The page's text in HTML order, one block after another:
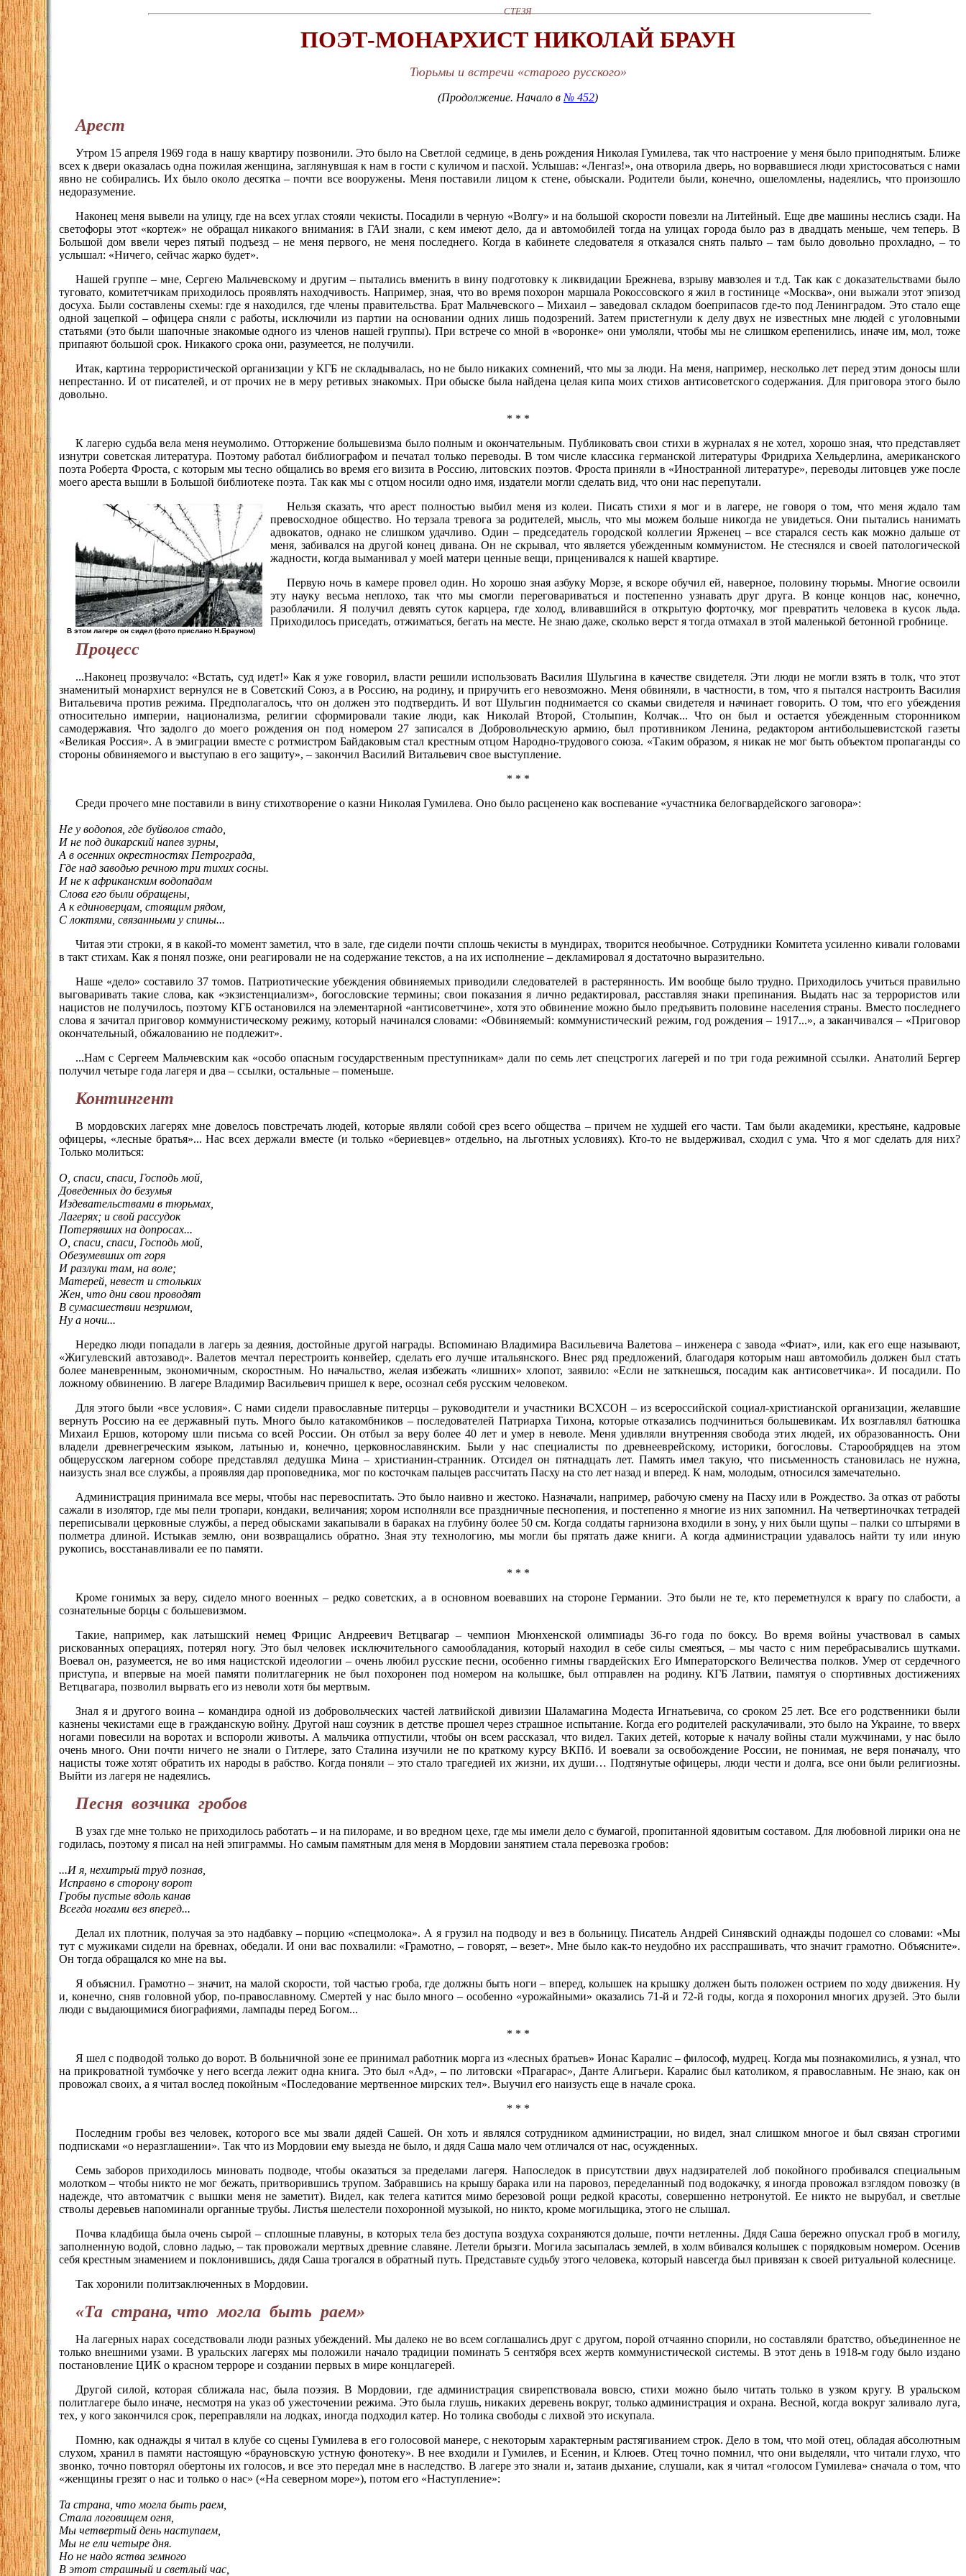
СТЕЗЯ
ПОЭТ-МОНАРХИСТ НИКОЛАЙ БРАУН
Тюрьмы и встречи «старого русского»
(Продолжение. Начало в № 452)
Арест
Утром 15 апреля 1969 года в нашу квартиру позвонили. Это было на Светлой седмице, в день рождения Николая Гумилева, так что настроение у меня было приподнятым. Ближе
всех к двери оказалась одна пожилая женщина, заглянувшая к нам в гости с куличом и пасхой. Услышав: «Ленгаз!», она отворила дверь, но ворвавшиеся люди христосоваться с нами
явно не собирались. Их было около десятка – почти все вооружены. Меня поставили лицом к стене, обыскали. Родители были, конечно, ошеломлены, надеялись, что произошло
недоразумение.
Наконец меня вывели на улицу, где на всех углах стояли чекисты. Посадили в черную «Волгу» и на большой скорости повезли на Литейный. Еще две машины неслись сзади. На
светофоры этот «кортеж» не обращал никакого внимания: в ГАИ знали, с кем имеют дело, да и автомобилей тогда на улицах города было раз в двадцать меньше, чем теперь. В
Большой дом ввели через пятый подъезд – не меня первого, не меня последнего. Когда в кабинете следователя я отказался снять пальто – там было довольно прохладно, – то
услышал: «Ничего, сейчас жарко будет».
Нашей группе – мне, Сергею Мальчевскому и другим – пытались вменить в вину подготовку к ликвидации Брежнева, взрыву мавзолея и т.д. Так как с доказательствами было
туговато, комитетчикам приходилось проявлять находчивость. Например, зная, что во время похорон маршала Рокоссовского я жил в гостинице «Москва», они выжали этот эпизод
досуха. Были составлены схемы: где я находился, где члены правительства. Брат Мальчевского – Михаил – заведовал складом боеприпасов где-то под Ленинградом. Это стало еще
одной зацепкой – офицера сняли с работы, исключили из партии на основании одних лишь подозрений. Затем пристегнули к делу двух не известных мне людей с уголовными
статьями (это были шапочные знакомые одного из членов нашей группы). При встрече со мной в «воронке» они умоляли, чтобы мы не слишком ерепенились, иначе им, мол, тоже
припаяют большой срок. Никакого срока они, разумеется, не получили.
Итак, картина террористической организации у КГБ не складывалась, но не было никаких сомнений, что мы за люди. На меня, например, несколько лет перед этим доносы шли
непрестанно. И от писателей, и от прочих не в меру ретивых знакомых. При обыске была найдена целая кипа моих стихов антисоветского содержания. Для приговора этого было
довольно.
* * *
К лагерю судьба вела меня неумолимо. Отторжение большевизма было полным и окончательным. Публиковать свои стихи в журналах я не хотел, хорошо зная, что представляет
изнутри советская литература. Поэтому работал библиографом и печатал только переводы. В том числе классика германской литературы Фридриха Хельдерлина, американского
поэта Роберта Фроста, с которым мы тесно общались во время его визита в Россию, литовских поэтов. Фроста приняли в «Иностранной литературе», переводы литовцев уже после
моего ареста вышли в Большой библиотеке поэта. Так как мы с отцом носили одно имя, издатели могли сделать вид, что они нас перепутали.
В этом лагере он сидел (фото прислано Н.Брауном)
Нельзя сказать, что арест полностью выбил меня из колеи. Писать стихи я мог и в лагере, не говоря о том, что меня ждало там
превосходное общество. Но терзала тревога за родителей, мысль, что мы можем больше никогда не увидеться. Они пытались нанимать
адвокатов, однако не слишком удачливо. Один – председатель городской коллегии Ярженец – все старался сесть как можно дальше от
меня, забивался на другой конец дивана. Он не скрывал, что является убежденным коммунистом. Не стеснялся и своей патологической
жадности, когда выманивал у моей матери ценные вещи, приценивался к нашей квартире.
Первую ночь в камере провел один. Но хорошо зная азбуку Морзе, я вскоре обучил ей, наверное, половину тюрьмы. Многие освоили
эту науку весьма неплохо, так что мы смогли переговариваться и постепенно узнавать друг друга. В конце концов нас, конечно,
разоблачили. Я получил девять суток карцера, где холод, вливавшийся в открытую форточку, мог превратить человека в кусок льда.
Приходилось приседать, отжиматься, бегать на месте. Не знаю даже, сколько верст я тогда отмахал в этой маленькой бетонной гробнице.
Процесс
...Наконец прозвучало: «Встать, суд идет!» Как я уже говорил, власти решили использовать Василия Шульгина в качестве свидетеля. Эти люди не могли взять в толк, что этот
знаменитый монархист вернулся не в Советский Союз, а в Россию, на родину, и приручить его невозможно. Меня обвиняли, в частности, в том, что я пытался настроить Василия
Витальевича против режима. Предполагалось, что он должен это подтвердить. И вот Шульгин поднимается со скамьи свидетеля и начинает говорить. О том, что его убеждения
относительно империи, национализма, религии сформировали такие люди, как Николай Второй, Столыпин, Колчак... Что он был и остается убежденным сторонником
самодержавия. Что задолго до моего рождения он под номером 27 записался в Добровольческую армию, был противником Ленина, редактором антибольшевистской газеты
«Великая Россия». А в эмиграции вместе с ротмистром Байдаковым стал крестным отцом Народно-трудового союза. «Таким образом, я никак не мог быть объектом пропаганды со
стороны обвиняемого и выступаю в его защиту», – закончил Василий Витальевич свое выступление.
* * *
Среди прочего мне поставили в вину стихотворение о казни Николая Гумилева. Оно было расценено как воспевание «участника белогвардейского заговора»:
Не у водопоя, где буйволов стадо,
И не под дикарский напев зурны,
А в осенних окрестностях Петрограда,
Где над заводью речною три тихих сосны.
И не к африканским водопадам
Слова его были обращены,
А к единоверцам, стоящим рядом,
С локтями, связанными у спины...
Читая эти строки, я в какой-то момент заметил, что в зале, где сидели почти сплошь чекисты в мундирах, творится необычное. Сотрудники Комитета усиленно кивали головами
в такт стихам. Как я понял позже, они реагировали не на содержание текстов, а на их исполнение – декламировал я достаточно выразительно.
Наше «дело» составило 37 томов. Патриотические убеждения обвиняемых приводили следователей в растерянность. Им вообще было трудно. Приходилось учиться правильно
выговаривать такие слова, как «экзистенциализм», богословские термины; свои показания я лично редактировал, расставляя знаки препинания. Выдать нас за террористов или
нацистов не получилось, поэтому КГБ остановился на элементарной «антисоветчине», хотя это обвинение можно было предъявить половине населения страны. Вместо последнего
слова я зачитал приговор коммунистическому режиму, который начинался словами: «Обвиняемый: коммунистический режим, год рождения – 1917...», а заканчивался – «Приговор
окончательный, обжалованию не подлежит».
...Нам с Сергеем Мальчевским как «особо опасным государственным преступникам» дали по семь лет спецстрогих лагерей и по три года режимной ссылки. Анатолий Бергер
получил четыре года лагеря и два – ссылки, остальные – поменьше.
Контингент
В мордовских лагерях мне довелось повстречать людей, которые являли собой срез всего общества – причем не худшей его части. Там были академики, крестьяне, кадровые
офицеры, «лесные братья»... Нас всех держали вместе (и только «бериевцев» отдельно, на льготных условиях). Кто-то не выдерживал, сходил с ума. Что я мог сделать для них?
Только молиться:
О, спаси, спаси, Господь мой,
Доведенных до безумья
Издевательствами в тюрьмах,
Лагерях; и свой рассудок
Потерявших на допросах...
О, спаси, спаси, Господь мой,
Обезумевших от горя
И разлуки там, на воле;
Матерей, невест и стольких
Жен, что дни свои проводят
В сумасшествии незримом,
Ну а ночи...
Нередко люди попадали в лагерь за деяния, достойные другой награды. Вспоминаю Владимира Васильевича Валетова – инженера с завода «Фиат», или, как его еще называют,
«Жигулевский автозавод». Валетов мечтал перестроить конвейер, сделать его лучше итальянского. Внес ряд предложений, благодаря которым наш автомобиль должен был стать
более маневренным, экономичным, скоростным. Но начальство, желая избежать «лишних» хлопот, заявило: «Если не заткнешься, посадим как антисоветчика». И посадили. По
ложному обвинению. В лагере Владимир Васильевич пришел к вере, осознал себя русским человеком.
Для этого были «все условия». С нами сидели православные питерцы – руководители и участники ВСХСОН – из всероссийской социал-христианской организации, желавшие
вернуть Россию на ее державный путь. Много было катакомбников – последователей Патриарха Тихона, которые отказались подчиниться большевикам. Их возглавлял батюшка
Михаил Ершов, которому шли письма со всей России. Он отбыл за веру более 40 лет и умер в неволе. Меня удивляли внутренняя свобода этих людей, их образованность. Они
владели древнегреческим языком, латынью и, конечно, церковнославянским. Были у нас специалисты по древнееврейскому, историки, богословы. Старообрядцев на этом
общерусском лагерном соборе представлял дедушка Мина – христианин-странник. Отсидел он пятнадцать лет. Память имел такую, что письменность становилась не нужна,
наизусть знал все службы, а проявляя дар проповедника, мог по косточкам пальцев рассчитать Пасху на сто лет назад и вперед. К нам, молодым, относился замечательно.
Администрация принимала все меры, чтобы нас перевоспитать. Это было наивно и жестоко. Назначали, например, рабочую смену на Пасху или в Рождество. За отказ от работы
сажали в изолятор, где мы пели тропари, кондаки, величания; хором исполняли все праздничные песнопения, и постепенно я многие из них запомнил. На четвертиночках тетрадей
переписывали церковные службы, а перед обысками закапывали в бараках на глубину более 50 см. Когда солдаты гарнизона входили в зону, у них были щупы – палки со штырями в
полметра длиной. Истыкав землю, они возвращались обратно. Зная эту технологию, мы могли бы прятать даже книги. А когда администрации удавалось найти ту или иную
рукопись, восстанавливали ее по памяти.
* * *
Кроме гонимых за веру, сидело много военных – редко советских, а в основном воевавших на стороне Германии. Это были не те, кто переметнулся к врагу по слабости, а
сознательные борцы с большевизмом.
Такие, например, как латышский немец Фрицис Андреевич Ветцвагар – чемпион Мюнхенской олимпиады 36-го года по боксу. Во время войны участвовал в самых
рискованных операциях, потерял ногу. Это был человек исключительного самообладания, который находил в себе силы смеяться, – мы часто с ним перебрасывались шутками.
Воевал он, разумеется, не во имя нацистской идеологии – очень любил русские песни, особенно гимны гвардейских Его Императорского Величества полков. Умер от сердечного
приступа, и впервые на моей памяти политлагерник не был похоронен под номером на колышке, был отправлен на родину. КГБ Латвии, памятуя о спортивных достижениях
Ветцвагара, позволил вырвать его из неволи хотя бы мертвым.
Знал я и другого воина – командира одной из добровольческих частей латвийской дивизии Шаламагина Модеста Игнатьевича, со сроком 25 лет. Все его родственники были
казнены чекистами еще в гражданскую войну. Другой наш соузник в детстве прошел через страшное испытание. Когда его родителей раскулачивали, это было на Украине, то вверх
ногами повесили на воротах и вспороли животы. А мальчика отпустили, чтобы он всем рассказал, что видел. Таких детей, которые к началу войны стали мужчинами, у нас было
очень много. Они почти ничего не знали о Гитлере, зато Сталина изучили не по краткому курсу ВКПб. И воевали за освобождение России, не понимая, не веря поначалу, что
нацисты тоже хотят обратить их народы в рабство. Когда поняли – это стало трагедией их жизни, их души… Подтянутые офицеры, люди чести и долга, все они были религиозны.
Выйти из лагеря не надеялись.
Песня возчика гробов
В узах где мне только не приходилось работать – и на пилораме, и во вредном цехе, где мы имели дело с бумагой, пропитанной ядовитым составом. Для любовной лирики она не
годилась, поэтому я писал на ней эпиграммы. Но самым памятным для меня в Мордовии занятием стала перевозка гробов:
...И я, нехитрый труд познав,
Исправно в сторону ворот
Гробы пустые вдоль канав
Всегда ногами вез вперед...
Делал их плотник, получая за это надбавку – порцию «спецмолока». А я грузил на подводу и вез в больницу. Писатель Андрей Синявский однажды подошел со словами: «Мы
тут с мужиками сидели на бревнах, обедали. И они вас похвалили: «Грамотно, – говорят, – везет». Мне было как-то неудобно их расспрашивать, что значит грамотно. Объясните».
Он тогда обращался ко мне на вы.
Я объяснил. Грамотно – значит, на малой скорости, той частью гроба, где должны быть ноги – вперед, колышек на крышку должен быть положен острием по ходу движения. Ну
и, конечно, сняв головной убор, по-православному. Смертей у нас было много – особенно «урожайными» оказались 71-й и 72-й годы, когда я похоронил многих друзей. Это были
люди с выдающимися биографиями, лампады перед Богом...
* * *
Я шел с подводой только до ворот. В больничной зоне ее принимал работник морга из «лесных братьев» Ионас Каралис – философ, мудрец. Когда мы познакомились, я узнал, что
на прикроватной тумбочке у него всегда лежит одна книга. Это был «Ад», – по литовски «Прагарас», Данте Алигьери. Каралис был католиком, я православным. Не знаю, как он
провожал своих, а я читал вослед покойным «Последование мертвенное мирских тел». Выучил его наизусть еще в начале срока.
* * *
Последним гробы вез человек, которого все мы звали дядей Сашей. Он хоть и являлся сотрудником администрации, но видел, знал слишком многое и был связан строгими
подписками «о неразглашении». Так что из Мордовии ему выезда не было, и дядя Саша мало чем отличался от нас, осужденных.
Семь заборов приходилось миновать подводе, чтобы оказаться за пределами лагеря. Напоследок в присутствии двух надзирателей лоб покойного пробивался специальным
молотком – чтобы никто не мог бежать, притворившись трупом. Забравшись на крышу барака или на паровоз, переделанный под водокачку, я иногда провожал взглядом повозку (в
надежде, что автоматчик с вышки меня не заметит). Видел, как телега катится мимо березовой рощи редкой красоты, совершенно нетронутой. Ее никто не вырубал, и светлые
стволы деревьев напоминали органные трубы. Листья шелестели похоронной музыкой, но никто, кроме могильщика, этого не слышал.
Почва кладбища была очень сырой – сплошные плавуны, в которых тела без доступа воздуха сохраняются дольше, почти нетленны. Дядя Саша бережно опускал гроб в могилу,
заполненную водой, словно ладью, – так провожали мертвых древние славяне. Летели брызги. Могила засыпалась землей, в холм вбивался колышек с порядковым номером. Осенив
себя крестным знамением и поклонившись, дядя Саша трогался в обратный путь. Представьте судьбу этого человека, который навсегда был привязан к своей ритуальной колеснице.
Так хоронили политзаключенных в Мордовии.
«Та страна, что могла быть раем»
На лагерных нарах соседствовали люди разных убеждений. Мы далеко не во всем соглашались друг с другом, порой отчаянно спорили, но составляли братство, объединенное не
только внешними узами. В уральских лагерях мы положили начало традиции поминать 5 сентября всех жертв коммунистической системы. В этот день в 1918-м году было издано
постановление ЦИК о красном терроре и создании первых в мире концлагерей.
Другой силой, которая сближала нас, была поэзия. В Мордовии, где администрация свирепствовала вовсю, стихи можно было читать только в узком кругу. В уральском
политлагере было иначе, несмотря на указ об ужесточении режима. Это была глушь, никаких деревень вокруг, только администрация и охрана. Весной, когда вокруг заливало луга,
тех, у кого закончился срок, переправляли на лодках, иногда подходил катер. Но толика свободы с лихвой это искупала.
Помню, как однажды я читал в клубе со сцены Гумилева в его голосовой манере, с некоторым характерным растягиванием строк. Дело в том, что мой отец, обладая абсолютным
слухом, хранил в памяти настоящую «брауновскую устную фонотеку». В нее входили и Гумилев, и Есенин, и Клюев. Отец точно помнил, что они выделяли, что читали глухо, что
звонко, точно повторял обертоны их голосов, и все это передал мне в наследство. В лагере это знали и, затаив дыхание, слушали, как я читал «голосом Гумилева» сначала о том, что
«женщины грезят о нас и только о нас» («На северном море»), потом его «Наступление»:
Та страна, что могла быть раем,
Стала логовищем огня,
Мы четвертый день наступаем,
Мы не ели четыре дня.
Но не надо яства земного
В этот страшный и светлый час,